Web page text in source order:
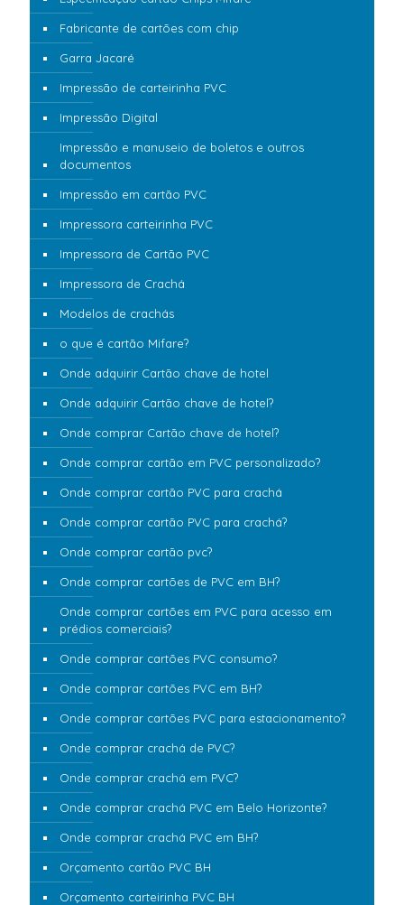
Fabricante de cartões com chip
Garra Jacaré
Impressão de carteirinha PVC
Impressão Digital
Impressão e manuseio de boletos e outros
documentos
Impressão em cartão PVC
Impressora carteirinha PVC
Impressora de Cartão PVC
Impressora de Crachá
Modelos de crachás
o que é cartão Mifare?
Onde adquirir Cartão chave de hotel
Onde adquirir Cartão chave de hotel?
Onde comprar Cartão chave de hotel?
Onde comprar cartão em PVC personalizado?
Onde comprar cartão PVC para crachá
Onde comprar cartão PVC para crachá?
Onde comprar cartão pvc?
Onde comprar cartões de PVC em BH?
Onde comprar cartões em PVC para acesso em
prédios comerciais?
Onde comprar cartões PVC consumo?
Onde comprar cartões PVC em BH?
Onde comprar cartões PVC para estacionamento?
Onde comprar crachá de PVC?
Onde comprar crachá em PVC?
Onde comprar crachá PVC em Belo Horizonte?
Onde comprar crachá PVC em BH?
Orçamento cartão PVC BH
Orçamento carteirinha PVC BH